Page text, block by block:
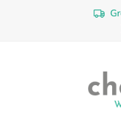
Zum Hauptinhalt